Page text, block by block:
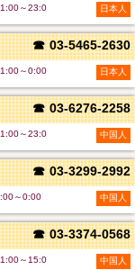
～23:0 日本人
☎ 03-5465-2630
～0:00 日本人
☎ 03-6276-2258
～23:0 中国人
☎ 03-3299-2992
～0:00 中国人
☎ 03-3374-0568
～15:0 中国人